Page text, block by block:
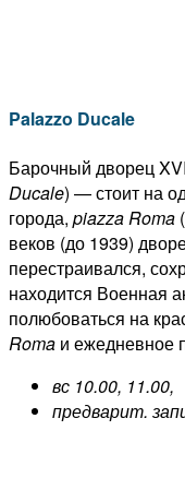
Palazzo Ducale
Барочный дворец
Ducale) — стоит на
города, piazza Roma
веков (до 1939)
перестраивался,
находится Военная
полюбоваться на
Roma и ежедневное
вс 10.00, 11.00,
предварит.